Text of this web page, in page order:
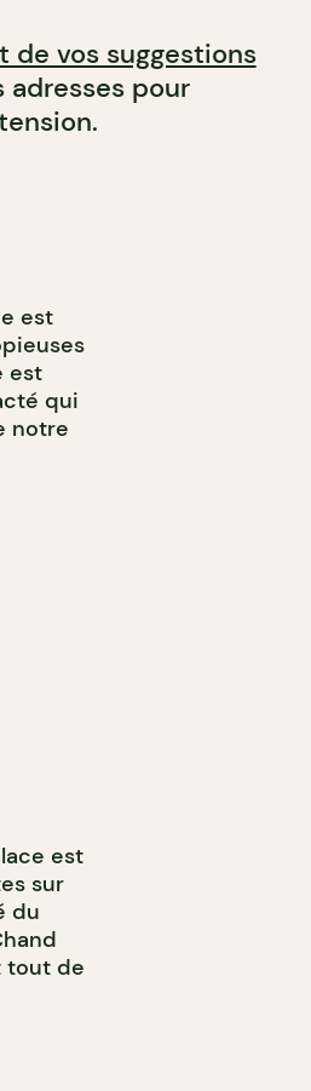
de vos suggestions
adresses pour
est
est
qui
notre
est
sur
du
tout de